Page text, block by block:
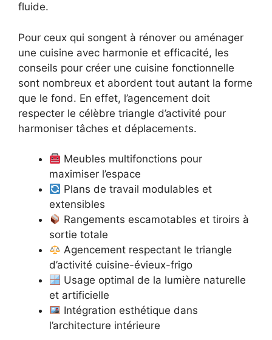
fluide.
Pour ceux qui songent à rénover ou aménager
une cuisine avec harmonie et efficacité, les
conseils pour créer une cuisine fonctionnelle
sont nombreux et abordent tout autant la forme
que le fond. En effet, l’agencement doit
respecter le célèbre triangle d’activité pour
harmoniser tâches et déplacements.
Meubles multifonctions pour
maximiser l’espace
Plans de travail modulables et
extensibles
Rangements escamotables et tiroirs à
sortie totale
Agencement respectant le triangle
d’activité cuisine-évieux-frigo
Usage optimal de la lumière naturelle
et artificielle
Intégration esthétique dans
l’architecture intérieure